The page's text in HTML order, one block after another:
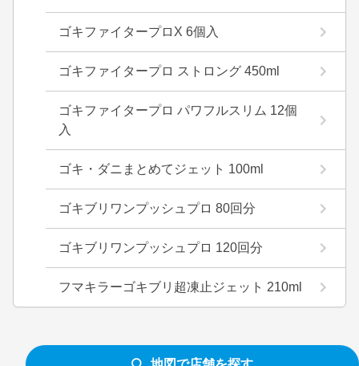
ゴキファイタープロX 6個入
ゴキファイタープロ ストロング 450ml
ゴキファイタープロ パワフルスリム 12個
入
ゴキ・ダニまとめてジェット 100ml
ゴキブリワンプッシュプロ 80回分
ゴキブリワンプッシュプロ 120回分
フマキラーゴキブリ超凍止ジェット 210ml